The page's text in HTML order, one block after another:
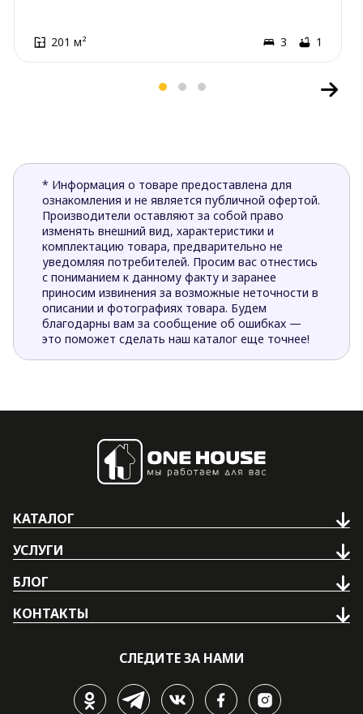
201 м² 3 1
* Информация о товаре предоставлена для
ознакомления и не является публичной офертой.
Производители оставляют за собой право
изменять внешний вид, характеристики и
комплектацию товара, предварительно не
уведомляя потребителей. Просим вас отнестись
с пониманием к данному факту и заранее
приносим извинения за возможные неточности в
описании и фотографиях товара. Будем
благодарны вам за сообщение об ошибках —
это поможет сделать наш каталог еще точнее!
КАТАЛОГ
УСЛУГИ
БЛОГ
КОНТАКТЫ
СЛЕДИТЕ ЗА НАМИ